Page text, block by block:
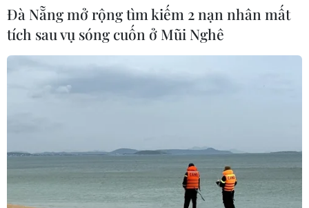
Đà Nẵng mở rộng tìm kiếm 2 nạn nhân mất
tích sau vụ sóng cuốn ở Mũi Nghê